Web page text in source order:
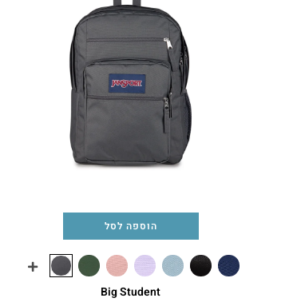
הוספה לסל
Big Student